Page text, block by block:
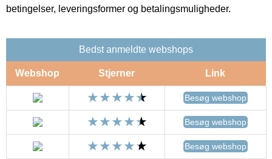
betingelser, leveringsformer og betalingsmuligheder.
Bedst anmeldte webshops
Webshop Stjerner Link
Besøg webshop
Besøg webshop
Besøg webshop